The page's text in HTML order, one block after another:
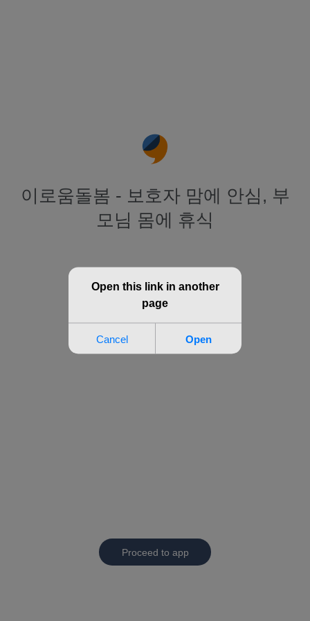
이로움돌봄 - 보호자 맘에 안심, 부
모님 몸에 휴식
Proceed to app